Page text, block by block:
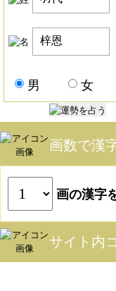
男 女
画数で漢
画の漢字
サイト内